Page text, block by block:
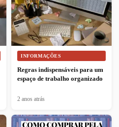
INFORMAÇÕES
Regras indispensáveis para um
espaço de trabalho organizado
2 anos atrás